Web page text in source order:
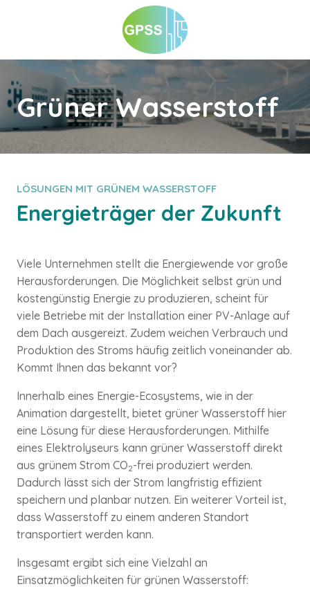
Grüner Wasserstoff
LÖSUNGEN MIT GRÜNEM WASSERSTOFF
Energieträger der Zukunft
Viele Unternehmen stellt die Energiewende vor große
Herausforderungen. Die Möglichkeit selbst grün und
kostengünstig Energie zu produzieren, scheint für
viele Betriebe mit der Installation einer PV-Anlage auf
dem Dach ausgereizt. Zudem weichen Verbrauch und
Produktion des Stroms häufig zeitlich voneinander ab.
Kommt Ihnen das bekannt vor?
Innerhalb eines Energie-Ecosystems, wie in der
Animation dargestellt, bietet grüner Wasserstoff hier
eine Lösung für diese Herausforderungen. Mithilfe
eines Elektrolyseurs kann grüner Wasserstoff direkt
aus grünem Strom CO2-frei produziert werden.
Dadurch lässt sich der Strom langfristig effizient
speichern und planbar nutzen. Ein weiterer Vorteil ist,
dass Wasserstoff zu einem anderen Standort
transportiert werden kann.
Insgesamt ergibt sich eine Vielzahl an
Einsatzmöglichkeiten für grünen Wasserstoff: